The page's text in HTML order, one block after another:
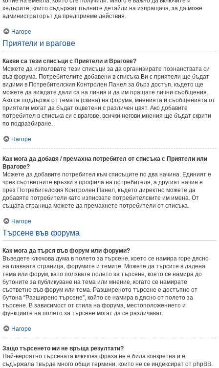
хедърите, които съдържат пълните детайли на изпращача, за да може
администраторът да предприеме действия.
Нагоре
Приятели и врагове
Какви са тези списъци с Приятели и Врагове?
Можете да използвате тези списъци за да организирате познанствата си
във форума. Потребителите добавени в списъка Ви с приятели ще бъдат
видими в Потребителския Контролен Панел за бърз достъп, където ще
можете да виждате дали са на линия и да им пращате лични съобщения.
Ако се поддържа от темата (скина) на форума, мненията и съобщенията от
приятели могат да бъдат оцветени с различен цвят. Ако добавите
потребител в списъка си с врагове, всички негови мнения ще бъдат скрити
по подразбиране.
Нагоре
Как мога да добавя / премахна потребител от списъка с Приятели или
Врагове?
Можете да добавите потребител към списъците по два начина. Единият е
чрез съответните връзки в профила на потребителя, а другият начин е
през Потребителския Контролен Панел, където директно можете да
добавяте потребители като изписвате потребителските им имена. От
същата страница можете да премахнете потребители от списъка.
Нагоре
Търсене във форума
Как мога да търся във форум или форуми?
Въведете ключова дума в полето за търсене, което се намира горе дясно
на главната страница, форумите и темите. Можете да търсите в дадена
тема или форум, като ползвате полето за търсене, което се намира до
бутоните за публикуване на тема или мнение, когато се намирате
съответно във форум или тема. Разширеното търсене е достъпно от
бутона “Разширено търсене”, който се намира в дясно от полето за
търсене. В зависимост от стила на форума, местоположението и
функциите на полето за търсене могат да се различават.
Нагоре
Защо търсенето ми не връща резултати?
Най-вероятно търсената ключова фраза не е била конкретна и е
съдържала твърде много общи термини, които не се индексират от phpBB.